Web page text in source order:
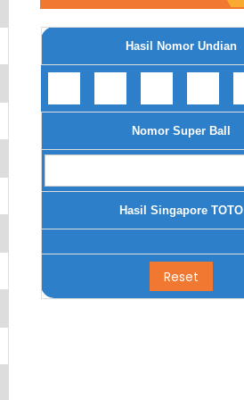
Hasil Nomor Undian
Nomor Super Ball
Hasil Singapore TOTO